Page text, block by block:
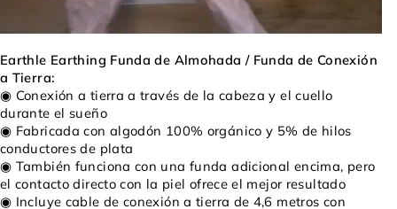
Earthle Earthing Funda de Almohada / Funda de Conexión
a Tierra:
◉ Conexión a tierra a través de la cabeza y el cuello
durante el sueño
◉ Fabricada con algodón 100% orgánico y 5% de hilos
conductores de plata
◉ También funciona con una funda adicional encima, pero
el contacto directo con la piel ofrece el mejor resultado
◉ Incluye cable de conexión a tierra de 4,6 metros con